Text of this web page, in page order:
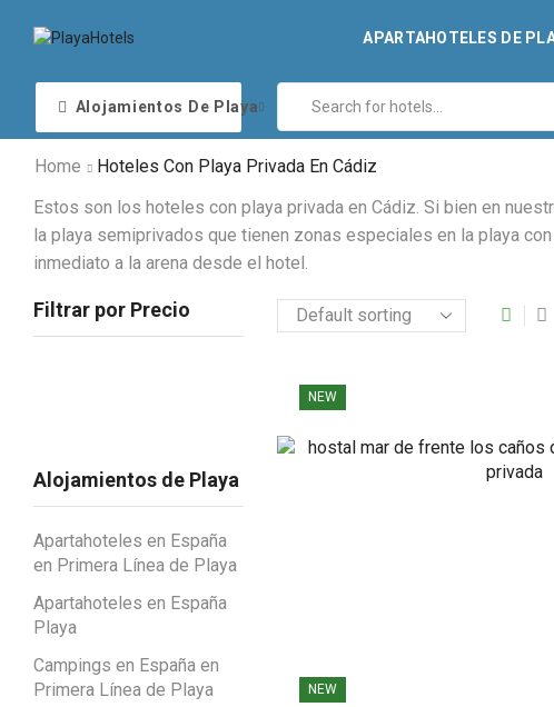
APARTAHOTELES DE
Alojamientos De Playa
Home Hoteles Con Playa Privada En Cádiz
Estos son los hoteles con playa privada en Cádiz. Si bien en
la playa semiprivados que tienen zonas especiales en la playa
inmediato a la arena desde el hotel.
NEW
NEW
Filtrar por Precio
Alojamientos de Playa
Apartahoteles en España
en Primera Línea de Playa
Apartahoteles en España
Playa
Campings en España en
Primera Línea de Playa